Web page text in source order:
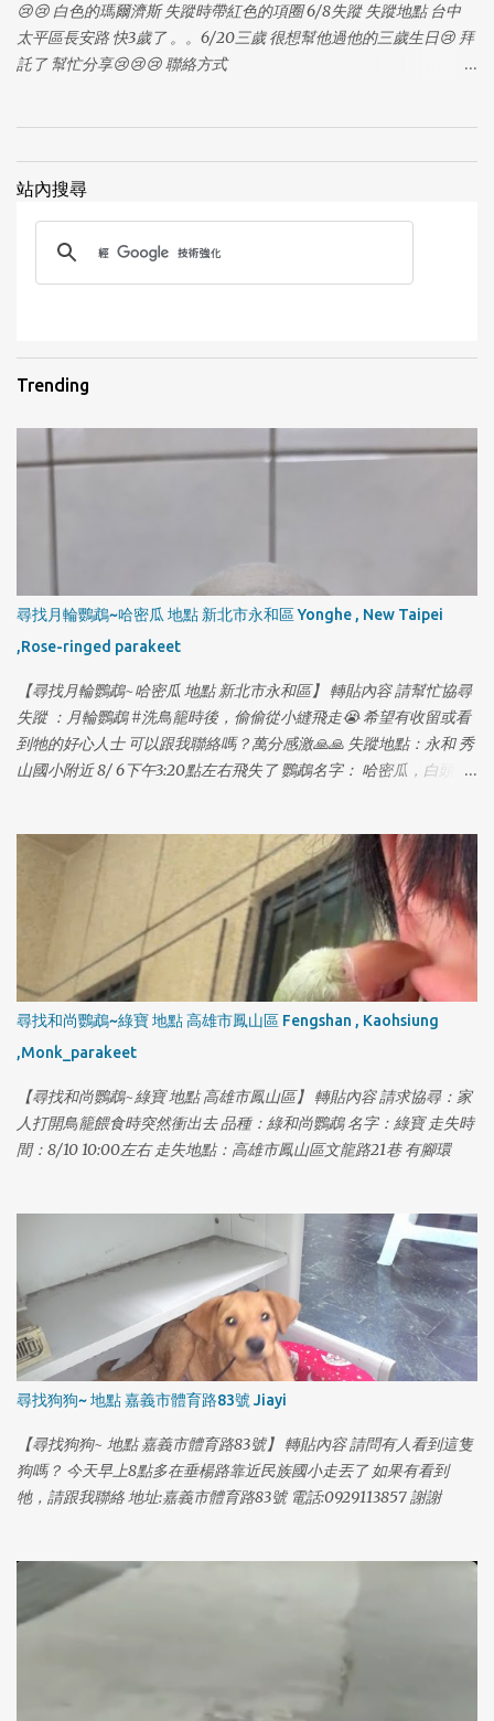
1
😢😢 白色的瑪爾濟斯 失蹤時帶紅色的項圈 6/8失蹤 失蹤地點 台中
太平區長安路 快3歲了 。。6/20三歲 很想幫他過他的三歲生日😢 拜
託了 幫忙分享😢😢😢 聯絡方式
站內搜尋
Trending
尋找月輪鸚鵡~哈密瓜 地點 新北市永和區 Yonghe , New Taipei
,Rose-ringed parakeet
【尋找月輪鸚鵡~哈密瓜 地點 新北市永和區】 轉貼內容 請幫忙協尋
失蹤 ：月輪鸚鵡 #洗鳥籠時後，偷偷從小縫飛走😭 希望有收留或看
到牠的好心人士 可以跟我聯絡嗎？萬分感激🙏🙏 失蹤地點：永和 秀
山國小附近 8/ 6下午3:20點左右飛失了 鸚鵡名字： 哈密瓜，白頭藍
尋找和尚鸚鵡~綠寶 地點 高雄市鳳山區 Fengshan , Kaohsiung
,Monk_parakeet
【尋找和尚鸚鵡~綠寶 地點 高雄市鳳山區】 轉貼內容 請求協尋：家
人打開鳥籠餵食時突然衝出去 品種：綠和尚鸚鵡 名字：綠寶 走失時
間：8/10 10:00左右 走失地點：高雄市鳳山區文龍路21巷 有腳環
尋找狗狗~ 地點 嘉義市體育路83號 Jiayi
【尋找狗狗~ 地點 嘉義市體育路83號】 轉貼內容 請問有人看到這隻
狗嗎？ 今天早上8點多在垂楊路靠近民族國小走丟了 如果有看到
牠，請跟我聯絡 地址:嘉義市體育路83號 電話:0929113857 謝謝